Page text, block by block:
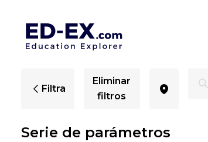
Filtra
Eliminar
filtros
Serie de parámetros